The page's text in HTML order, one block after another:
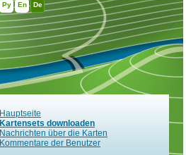
Ру En De
Hauptseite
Kartensets downloaden
Nachrichten über die Karten
Kommentare der Benutzer